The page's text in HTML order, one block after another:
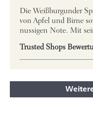
Die Weißburgunder
von Apfel und Birne
nussigen Note. Mit
Trusted Shops